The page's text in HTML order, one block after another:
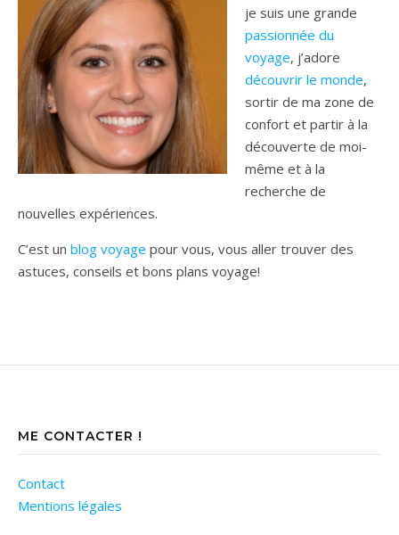
je suis une grande
passionnée du
voyage, j’adore
découvrir le monde,
sortir de ma zone de
confort et partir à la
découverte de moi-
même et à la
recherche de
nouvelles expériences.
C’est un blog voyage pour vous, vous aller trouver des
astuces, conseils et bons plans voyage!
ME CONTACTER !
Contact
Mentions légales